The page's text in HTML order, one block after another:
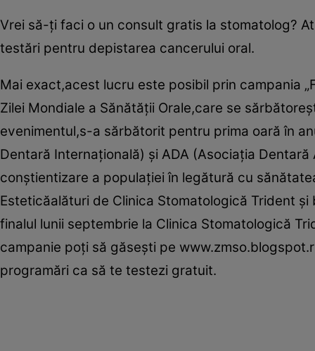
Vrei să-ţi faci o un consult gratis la stomatolog?
testări pentru depistarea cancerului oral.
Mai exact,acest lucru este posibil prin campania
Zilei Mondiale a Sănătăţii Orale,care se
evenimentul,s-a sărbătorit pentru prima oară în
Dentară Internaţională) şi ADA (Asociaţia
conştientizare a populaţiei în legătură cu
Esteticăalături de Clinica Stomatologică Trident
finalul lunii septembrie la Clinica Stomatologică
campanie poţi să găseşti pe
programări ca să te testezi gratuit.